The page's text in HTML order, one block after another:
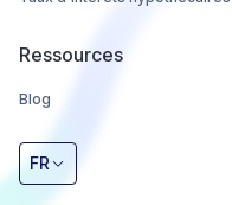
Ressources
Blog
FR